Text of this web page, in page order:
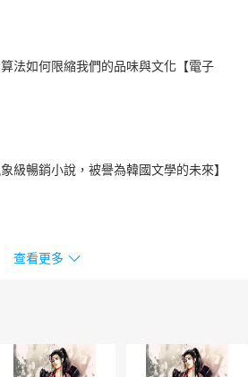
光英語及圖解世界，提供情境對話影片
不同主題相關單字的大集結，輔以圖解
並且將這些單字融入生活對話中，讓讀
。
：
看圖作文等，讓學生熟悉這些重要考試
and so is winter. It's time to take out
One piece of clothing commonly seen
is also suitable for gathering with
meals. “Eat All You Can at Buffet
a good option for those who crave a
of dinner, one of the most famous
法如何限縮我們的品味與文化【電子
級暢銷小說，被譽為韓國文學的未來】
查看更多